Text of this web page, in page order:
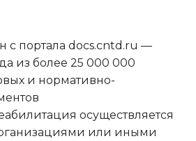
с портала docs.cntd.ru —
из более 25 000 000
и нормативно-
осуществляется
или иными